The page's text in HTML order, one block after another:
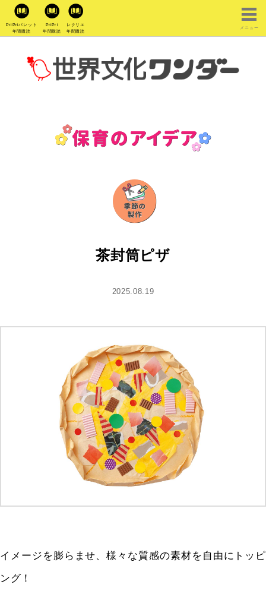
PriPriパレット
年間購読
PriPri
年間購読
レクリエ
年間購読
メニュー
茶封筒ピザ
2025.08.19
イメージを膨らませ、様々な質感の素材を自由にトッピ
ング！